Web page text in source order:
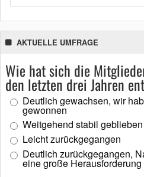
AKTUELLE UMFRAGE
Wie hat sich die
den letzten drei Jahren
Deutlich gewachsen, wir
gewonnen
Weitgehend stabil geblieben
Leicht zurückgegangen
Deutlich zurückgegangen,
eine große Herausforderung